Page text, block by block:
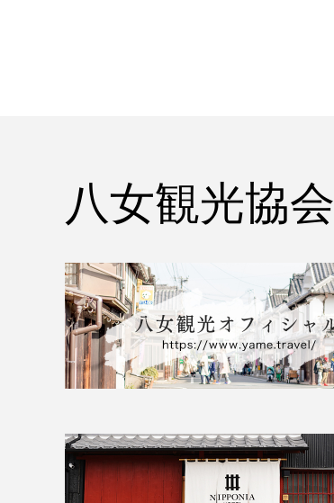
八女観光協会